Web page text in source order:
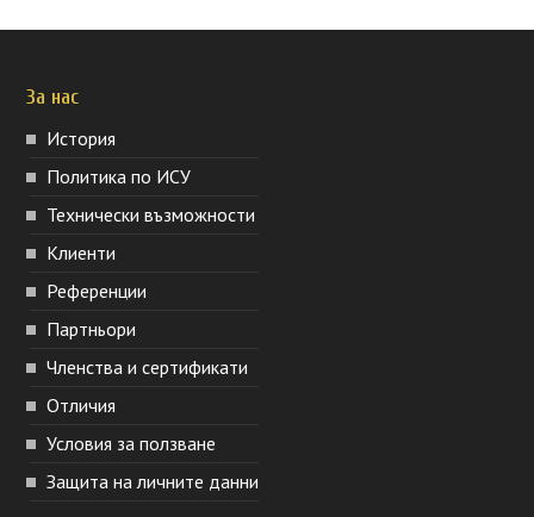
За нас
История
Политика по ИСУ
Технически възможности
Клиенти
Референции
Партньори
Членства и сертификати
Отличия
Условия за ползване
Защита на личните данни